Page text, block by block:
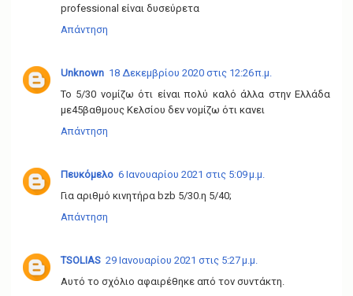
professional είναι δυσεύρετα
Απάντηση
Unknown 18 Δεκεμβρίου 2020 στις 12:26 π.μ.
Το 5/30 νομίζω ότι είναι πολύ καλό άλλα στην Ελλάδα
με45βαθμους Κελσίου δεν νομίζω ότι κανει
Απάντηση
Πευκόμελο 6 Ιανουαρίου 2021 στις 5:09 μ.μ.
Για αριθμό κινητήρα bzb 5/30.η 5/40;
Απάντηση
TSOLIAS 29 Ιανουαρίου 2021 στις 5:27 μ.μ.
Αυτό το σχόλιο αφαιρέθηκε από τον συντάκτη.